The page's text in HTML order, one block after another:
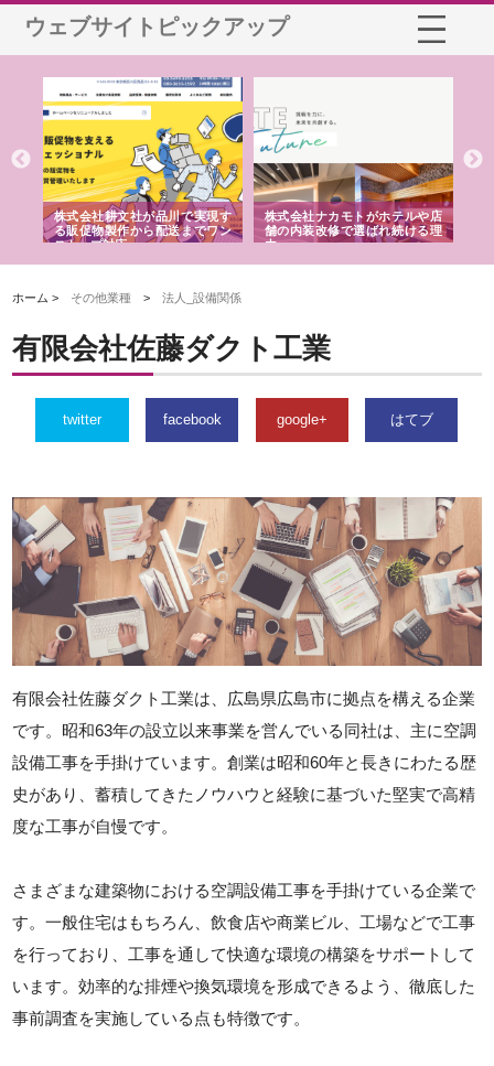
ウェブサイトピックアップ
株式会社耕文社が品川で実現す
る販促物製作から配送までワン
ストップ対応
株式会社ナカモトがホテルや店
舗の内装改修で選ばれ続ける理
由
ホーム > その他業種 >法人_設備関係
有限会社佐藤ダクト工業
twitter facebook google+ はてブ
有限会社佐藤ダクト工業は、広島県広島市に拠点を構える企業
です。昭和63年の設立以来事業を営んでいる同社は、主に空調
設備工事を手掛けています。創業は昭和60年と長きにわたる歴
史があり、蓄積してきたノウハウと経験に基づいた堅実で高精
度な工事が自慢です。
さまざまな建築物における空調設備工事を手掛けている企業で
す。一般住宅はもちろん、飲食店や商業ビル、工場などで工事
を行っており、工事を通して快適な環境の構築をサポートして
います。効率的な排煙や換気環境を形成できるよう、徹底した
事前調査を実施している点も特徴です。